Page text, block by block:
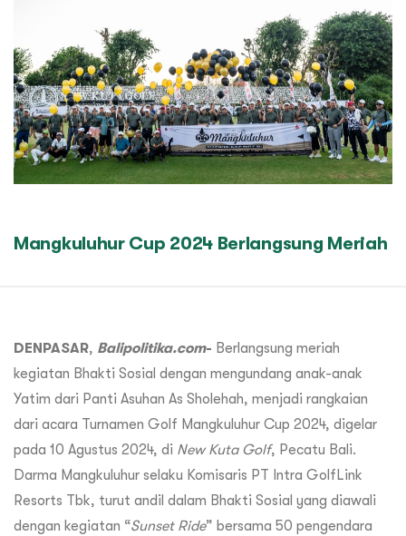
Mangkuluhur Cup 2024 Berlangsung Meriah
DENPASAR, Balipolitika.com- Berlangsung meriah
kegiatan Bhakti Sosial dengan mengundang anak-anak
Yatim dari Panti Asuhan As Sholehah, menjadi rangkaian
dari acara Turnamen Golf Mangkuluhur Cup 2024, digelar
pada 10 Agustus 2024, di New Kuta Golf, Pecatu Bali.
Darma Mangkuluhur selaku Komisaris PT Intra GolfLink
Resorts Tbk, turut andil dalam Bhakti Sosial yang diawali
dengan kegiatan “Sunset Ride” bersama 50 pengendara